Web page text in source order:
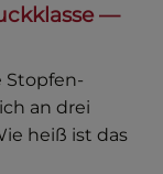
—
Stopfen-
an drei
heiß ist das